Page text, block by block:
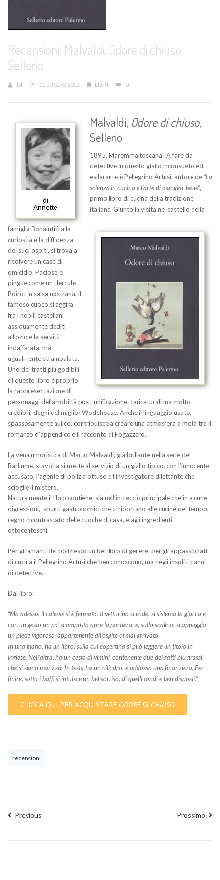
Recensioni: Malvaldi, Odore di chiuso,
Sellerio
DI 11 LUGLIO 2013 LIBRI 0
di
Annette
Malvaldi, Odore di chiuso,
Sellerio
1895, Maremma toscana. A fare da
detective in questo giallo inconsueto ed
esilarante è Pellegrino Artusi, autore de “La
scienza in cucina e l’arte di mangiar bene”,
primo libro di cucina della tradizione
italiana. Giunto in visita nel castello della
famiglia Bonaiuti fra la
curiosità e la diffidenza
dei suoi ospiti, si trova a
risolvere un caso di
omicidio. Pacioso e
pingue come un Hercule
Poirot in salsa nostrana, il
famoso cuoco si aggira
fra i nobili castellani
assiduamente dediti
all’ozio e la servitù
indaffarata, ma
ugualmente strampalata.
Uno dei tratti più godibili
di questo libro è proprio
la rappresentazione di
personaggi della nobiltà post-unificazione, caricaturali ma molto
credibili, degni del miglior Wodehouse. Anche il linguaggio usato,
spassosamente aulico, contribuisce a creare una atmosfera a metà tra il
romanzo d’appendice e il racconto di Fogazzaro.
La vena umoristica di Marco Malvaldi, già brillante nella serie del
BarLume, stavolta si mette al servizio di un giallo tipico, con l’innocente
accusato, l’agente di polizia ottuso e l’investigatore dilettante che
scioglie il mistero.
Naturalmente il libro contiene, sia nell’intreccio principale che in alcune
digressioni, spunti gastronomici che ci riportano alle cucine del tempo,
regno incontrastato delle cuoche di casa, e agli ingredienti
ottocenteschi.
Per gli amanti del poliziesco un bel libro di genere, per gli appassionati
di cucina il Pellegrino Artusi che ben conoscono, ma negli insoliti panni
di detective.
Dal libro:
“Ma adesso, il calesse si è fermato. Il vetturino scende, si sistema la giacca e
con un gesto un po’ scomposto apre la portiera; e, sullo scalino, si appoggia
un piede vigoroso, appartenente all’ospite ormai arrivato.
In una mano, ha un libro, sulla cui copertina si può leggere un titolo in
inglese. Nell’altra, ha un cesto di vimini, contenente due dei gatti più grassi
che si siano mai visti. In testa ha un cilindro, e addosso una finanziera. Per
finire, sotto i baffi si intuisce un bel sorriso, di quelli tondi e ben disposti.”
CLICCA QUI PER ACQUISTARE ODORE DI CHIUSO
recensioni
Previous Prossimo